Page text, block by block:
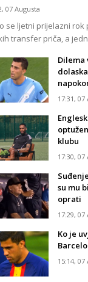
07 Augusta
se ljetni prijelazni rok
transfer priča, a
Dilema
17:31, 07
klubu
17:30, 07
su mu
oprati
17:29, 07
Ko je
15:14, 07